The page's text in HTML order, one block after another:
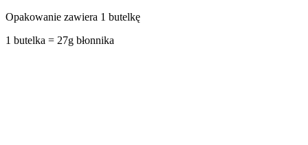
Opakowanie zawiera 1 butelkę
1 butelka = 27g błonnika